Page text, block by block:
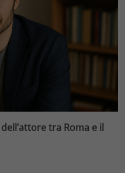
tra Roma e il